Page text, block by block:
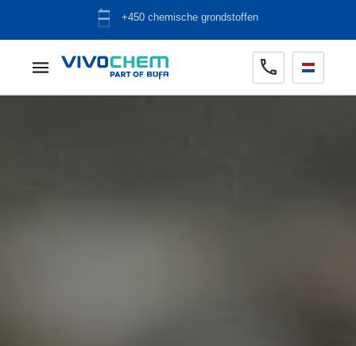
ADR opslag